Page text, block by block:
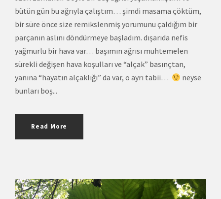
bütün gün bu ağrıyla çalıştım… şimdi masama çöktüm,
bir süre önce size remikslenmiş yorumunu çaldığım bir
parçanın aslını döndürmeye başladım. dışarıda nefis
yağmurlu bir hava var… başımın ağrısı muhtemelen
sürekli değişen hava koşulları ve “alçak” basınçtan,
yanına “hayatın alçaklığı” da var, o ayrı tabii…
neyse
bunları boş...
Read More